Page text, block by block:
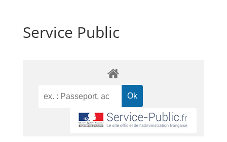
Service Public